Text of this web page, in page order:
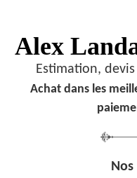
Alex
Estimation,
Achat dans les